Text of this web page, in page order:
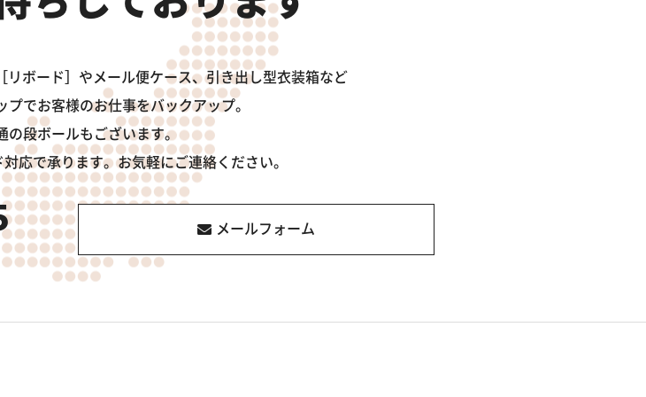
ボード］やメール便ケース、引き出し型衣装箱など
でお客様のお仕事をバックアップ。
の段ボールもございます。
応で承ります。お気軽にご連絡ください。
メールフォーム